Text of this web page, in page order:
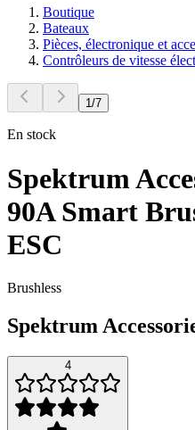
Boutique
Bateaux
Pièces, électronique et
Contrôleurs de vitesse
1/7
En stock
Spektrum
90A Smart
ESC
Brushless
Spektrum
4